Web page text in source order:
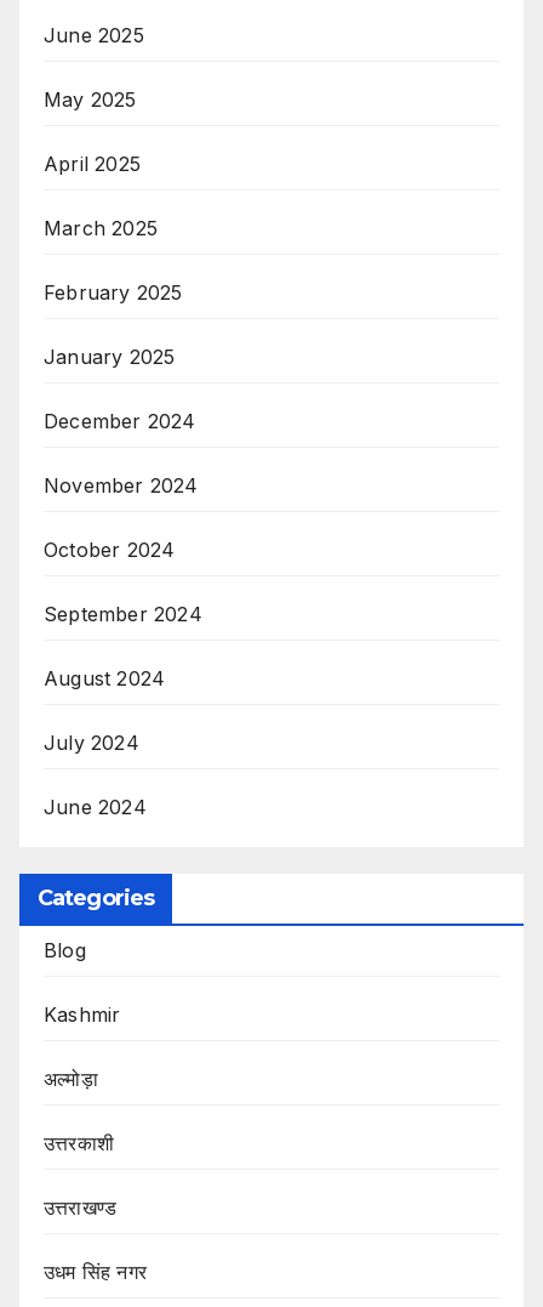
June 2025
May 2025
April 2025
March 2025
February 2025
January 2025
December 2024
November 2024
October 2024
September 2024
August 2024
July 2024
June 2024
Categories
Blog
Kashmir
अल्मोड़ा
उत्तरकाशी
उत्तराखण्ड
उधम सिंह नगर